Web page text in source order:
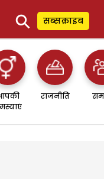
⚲ सब्सक्राइब
राजनीति